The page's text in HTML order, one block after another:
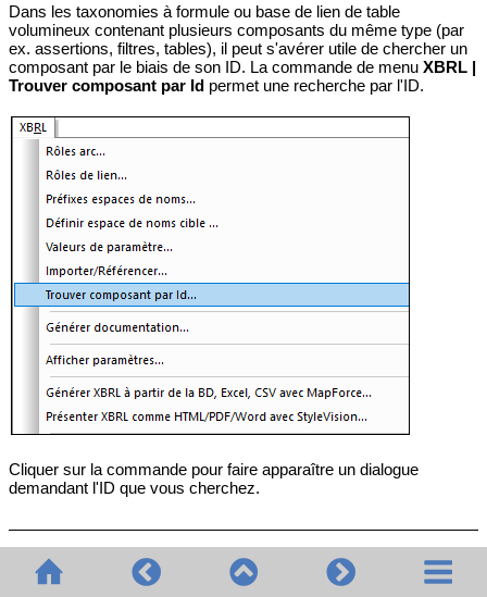
Dans les taxonomies à formule ou base de lien de table
volumineux contenant plusieurs composants du même type (par
ex. assertions, filtres, tables), il peut s'avérer utile de chercher un
composant par le biais de son ID. La commande de menu XBRL |
Trouver composant par Idpermet une recherche par l'ID.
Cliquer sur la commande pour faire apparaître un dialogue
demandant l'ID que vous cherchez.
Trouver les occurrences de composant